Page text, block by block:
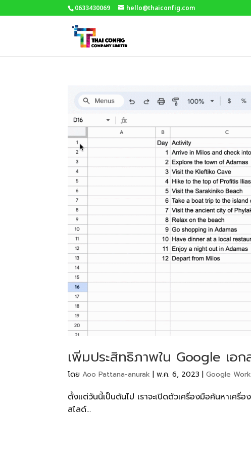
0633430069 hello@thaiconfig.com
เพิ่มประสิทธิภาพใน Google เอ
โดยAoo Pattana-anurak |พ.ค. 6, 2023 |Google
ตั้งแต่วันนี้เป็นต้นไป เราจะเปิดตัวเครื่องมือค้นหาเค
สไลด์...